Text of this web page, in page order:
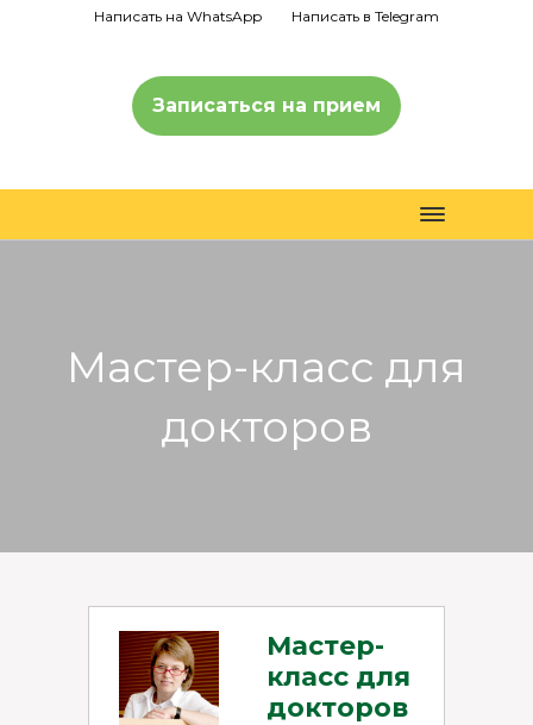
Написать на WhatsApp Написать в Telegram
Записаться на прием
Toggle
navigation
Мастер-класс для
докторов
Мастер-
класс для
докторов